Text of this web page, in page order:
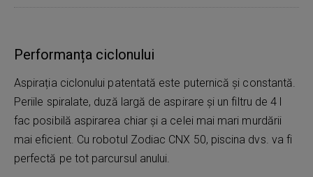
Performanța ciclonului
Aspirația ciclonului patentată este puternică și constantă.
Periile spiralate, duză largă de aspirare și un filtru de 4 l
fac posibilă aspirarea chiar și a celei mai mari murdării
mai eficient. Cu robotul Zodiac CNX 50, piscina dvs. va fi
perfectă pe tot parcursul anului.